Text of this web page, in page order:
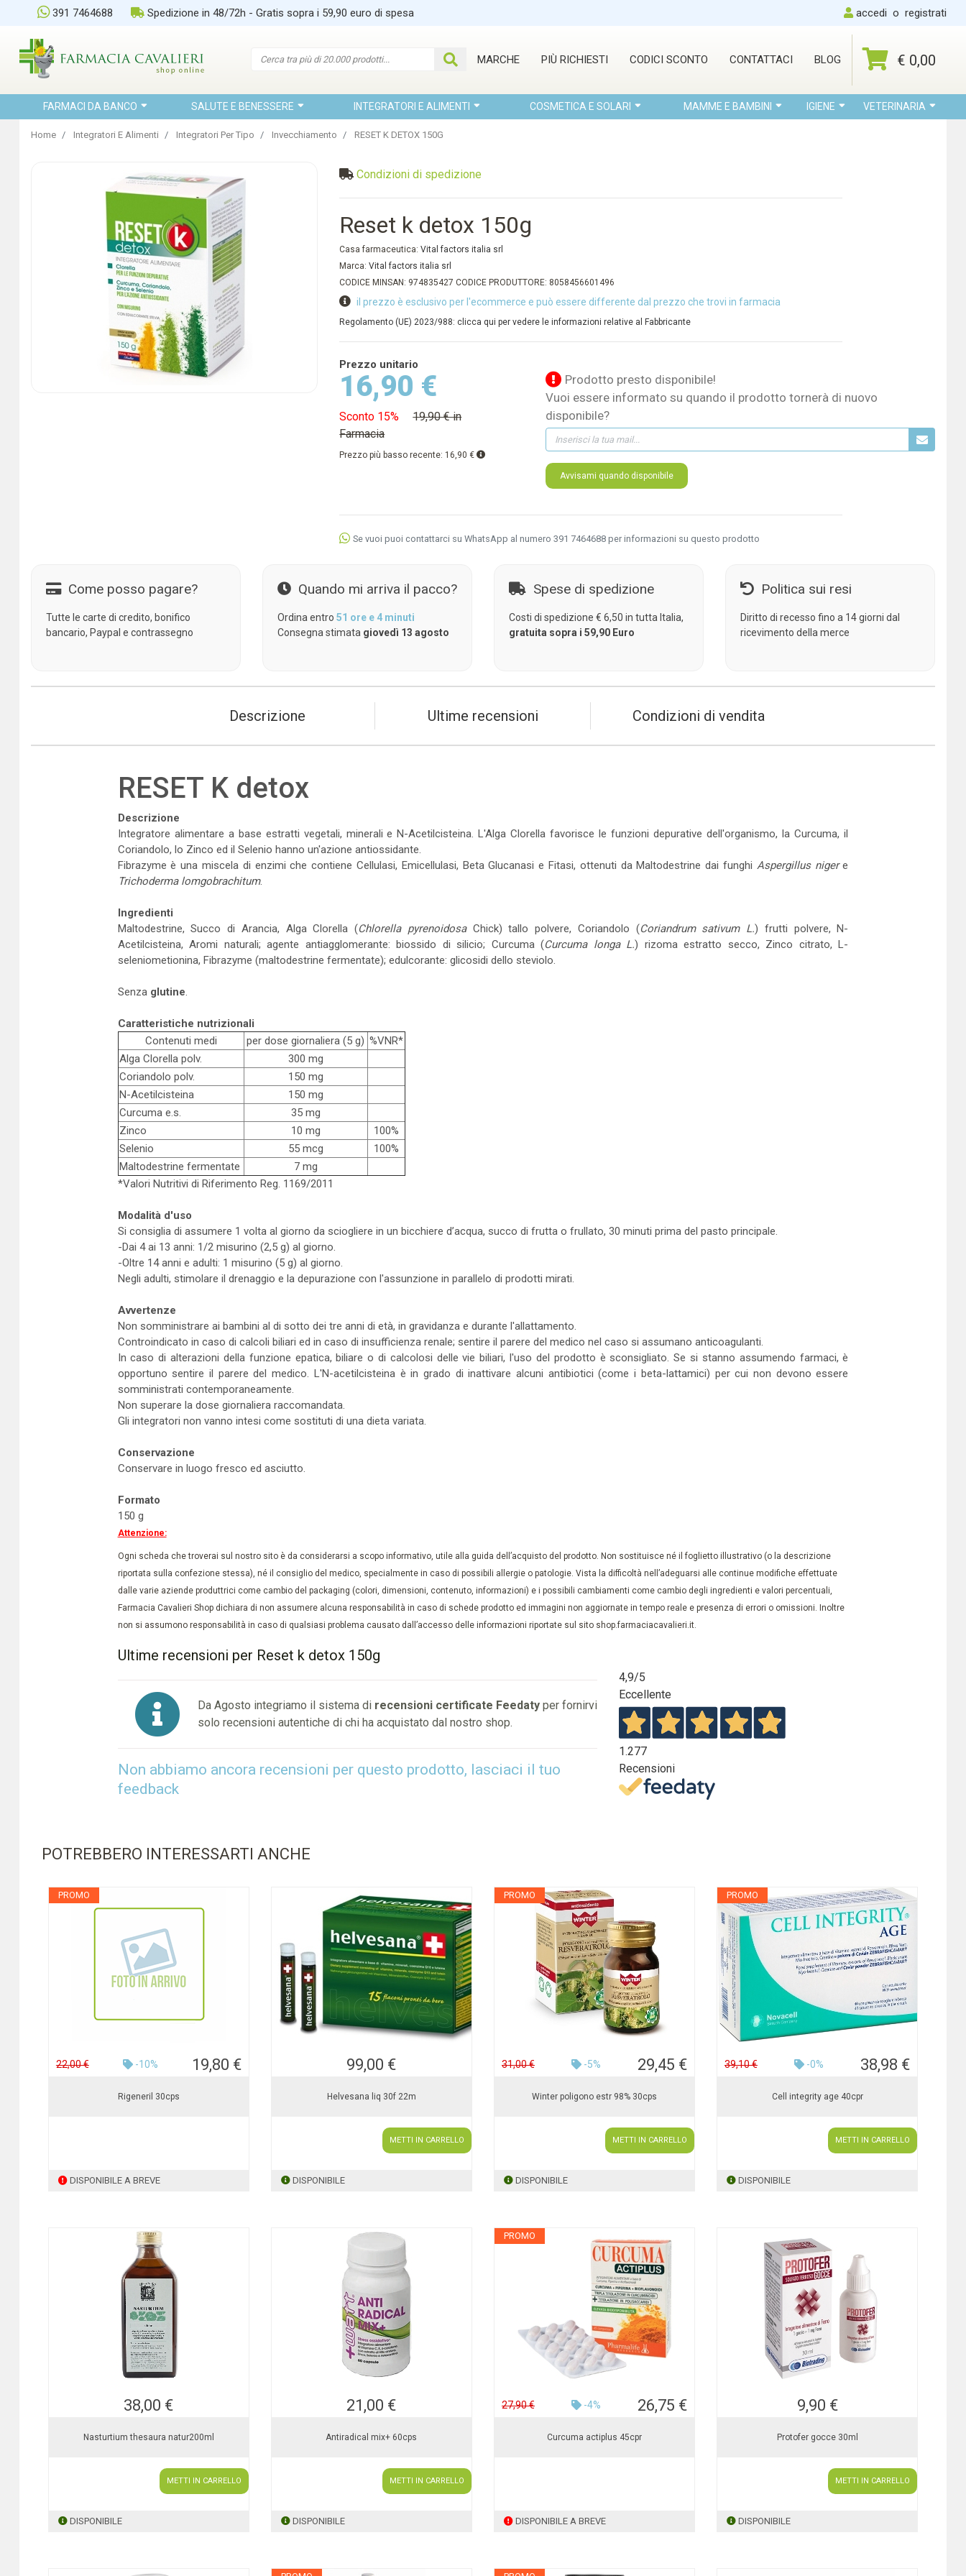
391 7464688 Spedizione in 48/72h - Gratis sopra i 59,90 euro di spesa accedi o registrati
MARCHE PIÙ RICHIESTI CODICI SCONTO CONTATTACI BLOG € 0,00
FARMACI DA BANCO SALUTE E BENESSERE INTEGRATORI E ALIMENTI COSMETICA E SOLARI MAMME E BAMBINI IGIENE VETERINARIA
Home Integratori E Alimenti Integratori Per Tipo Invecchiamento RESET K DETOX 150G
Condizioni di spedizione
Reset k detox 150g
Casa farmaceutica:Vital factors italia srl
Marca:Vital factors italia srl
CODICE MINSAN: 974835427 CODICE PRODUTTORE: 8058456601496
il prezzo è esclusivo per l'ecommerce e può essere differente dal prezzo che trovi in farmacia
Regolamento (UE) 2023/988: clicca qui per vedere le informazioni relative al Fabbricante
Prezzo unitario
16,90 €
Sconto 15%
19,90 € in
Farmacia
Prezzo più basso recente: 16,90 €
Prodotto presto disponibile!
Vuoi essere informato su quando il prodotto tornerà di nuovo
disponibile?
Avvisami quando disponibile
Se vuoi puoi contattarci su WhatsApp al numero 391 7464688 per informazioni su questo prodotto
Come posso pagare?
Tutte le carte di credito, bonifico
bancario, Paypal e contrassegno
Quando mi arriva il pacco?
Ordina entro 51 ore e 4 minuti
Consegna stimata giovedì 13 agosto
Spese di spedizione
Costi di spedizione € 6,50 in tutta Italia,
gratuita sopra i 59,90 Euro
Politica sui resi
Diritto di recesso fino a 14 giorni dal
ricevimento della merce
Descrizione Ultime recensioni Condizioni di vendita
RESET K detox
Descrizione
Integratore alimentare a base estratti vegetali, minerali e N-Acetilcisteina. L'Alga Clorella favorisce le funzioni depurative dell'organismo, la Curcuma, il
Coriandolo, lo Zinco ed il Selenio hanno un'azione antiossidante.
Fibrazyme è una miscela di enzimi che contiene Cellulasi, Emicellulasi, Beta Glucanasi e Fitasi, ottenuti da Maltodestrine dai funghi Aspergillus nigere
Trichoderma lomgobrachitum.
Ingredienti
Maltodestrine, Succo di Arancia, Alga Clorella (Chlorella pyrenoidosaChick) tallo polvere, Coriandolo (Coriandrum sativum L.) frutti polvere, N-
Acetilcisteina, Aromi naturali; agente antiagglomerante: biossido di silicio; Curcuma (Curcuma longa L.) rizoma estratto secco, Zinco citrato, L-
seleniometionina, Fibrazyme (maltodestrine fermentate); edulcorante: glicosidi dello steviolo.
Senza glutine.
Caratteristiche nutrizionali
Contenuti medi
per dose giornaliera (5 g) %VNR*
Alga Clorella polv.
300 mg
Coriandolo polv.
150 mg
N-Acetilcisteina
150 mg
Curcuma e.s.
35 mg
Zinco
10 mg
100%
Selenio
55 mcg
100%
Maltodestrine fermentate
7 mg
*Valori Nutritivi di Riferimento Reg. 1169/2011
Modalità d'uso
Si consiglia di assumere 1 volta al giorno da sciogliere in un bicchiere d’acqua, succo di frutta o frullato, 30 minuti prima del pasto principale.
-Dai 4 ai 13 anni: 1/2 misurino (2,5 g) al giorno.
-Oltre 14 anni e adulti: 1 misurino (5 g) al giorno.
Negli adulti, stimolare il drenaggio e la depurazione con l'assunzione in parallelo di prodotti mirati.
Avvertenze
Non somministrare ai bambini al di sotto dei tre anni di età, in gravidanza e durante l'allattamento.
Controindicato in caso di calcoli biliari ed in caso di insufficienza renale; sentire il parere del medico nel caso si assumano anticoagulanti.
In caso di alterazioni della funzione epatica, biliare o di calcolosi delle vie biliari, l'uso del prodotto è sconsigliato. Se si stanno assumendo farmaci, è
opportuno sentire il parere del medico. L'N-acetilcisteina è in grado di inattivare alcuni antibiotici (come i beta-lattamici) per cui non devono essere
somministrati contemporaneamente.
Non superare la dose giornaliera raccomandata.
Gli integratori non vanno intesi come sostituti di una dieta variata.
Conservazione
Conservare in luogo fresco ed asciutto.
Formato
150 g
Attenzione:
Ogni scheda che troverai sul nostro sito è da considerarsi a scopo informativo, utile alla guida dell’acquisto del prodotto. Non sostituisce né il foglietto illustrativo (o la descrizione
riportata sulla confezione stessa), né il consiglio del medico, specialmente in caso di possibili allergie o patologie. Vista la difficoltà nell’adeguarsi alle continue modifiche effettuate
dalle varie aziende produttrici come cambio del packaging (colori, dimensioni, contenuto, informazioni) e i possibili cambiamenti come cambio degli ingredienti e valori percentuali,
Farmacia Cavalieri Shop dichiara di non assumere alcuna responsabilità in caso di schede prodotto ed immagini non aggiornate in tempo reale e presenza di errori o omissioni. Inoltre
non si assumono responsabilità in caso di qualsiasi problema causato dall’accesso delle informazioni riportate sul sito shop.farmaciacavalieri.it.
Ultime recensioni per Reset k detox 150g
Da Agosto integriamo il sistema di recensioni certificate Feedatyper fornirvi
solo recensioni autentiche di chi ha acquistato dal nostro shop.
Non abbiamo ancora recensioni per questo prodotto, lasciaci il tuo
feedback
4,9/5
Eccellente
1.277
Recensioni
POTREBBERO INTERESSARTI ANCHE
PROMO
22,00 € -10% 19,80 €
Rigeneril 30cps
DISPONIBILE A BREVE
99,00 €
Helvesana liq 30f 22m
METTI IN CARRELLO
DISPONIBILE
PROMO
31,00 € -5% 29,45 €
Winter poligono estr 98% 30cps
METTI IN CARRELLO
DISPONIBILE
PROMO
39,10 € -0% 38,98 €
Cell integrity age 40cpr
METTI IN CARRELLO
DISPONIBILE
38,00 €
Nasturtium thesaura natur200ml
METTI IN CARRELLO
DISPONIBILE
21,00 €
Antiradical mix+ 60cps
METTI IN CARRELLO
DISPONIBILE
PROMO
27,90 € -4% 26,75 €
Curcuma actiplus 45cpr
DISPONIBILE A BREVE
9,90 €
Protofer gocce 30ml
METTI IN CARRELLO
DISPONIBILE